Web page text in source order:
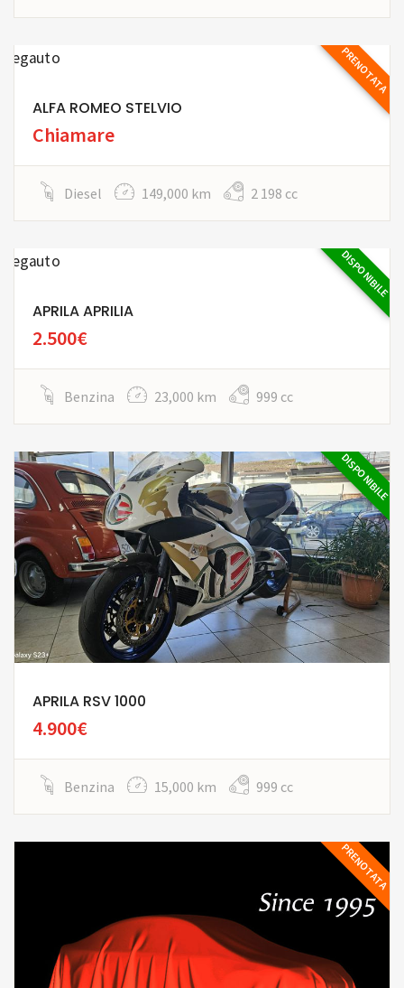
PRENOTATA
ALFA ROMEO STELVIO
Chiamare
Diesel 149,000 km 2 198 cc
DISPONIBILE
APRILA APRILIA
2.500€
Benzina 23,000 km 999 cc
DISPONIBILE
APRILA RSV 1000
4.900€
Benzina 15,000 km 999 cc
PRENOTATA